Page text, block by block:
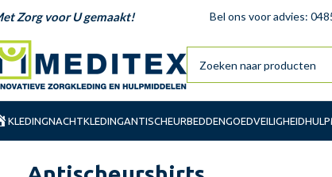
Zorg voor U gemaakt! Bel ons voor advies:
KLEDINGNACHTKLEDINGANTISCHEURBEDDENGOEDVEILIGHEID